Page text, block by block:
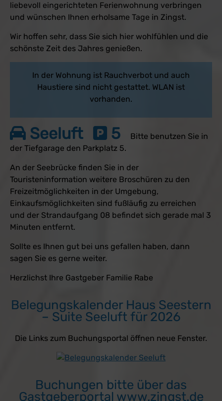
liebevoll eingerichteten Ferienwohnung verbringen
und wünschen Ihnen erholsame Tage in Zingst.
Wir hoffen sehr, dass Sie sich hier wohlfühlen und die
schönste Zeit des Jahres genießen.
In der Wohnung ist Rauchverbot und auch
Haustiere sind nicht gestattet. WLAN ist
vorhanden.
Seeluft 5
Bitte benutzen Sie in
der Tiefgarage den Parkplatz 5.
An der Seebrücke finden Sie in der
Touristeninformation weitere Broschüren zu den
Freizeitmöglichkeiten in der Umgebung,
Einkaufsmöglichkeiten sind fußläufig zu erreichen
und der Strandaufgang 08 befindet sich gerade mal 3
Minuten entfernt.
Sollte es Ihnen gut bei uns gefallen haben, dann
sagen Sie es gerne weiter.
Herzlichst Ihre Gastgeber Familie Rabe
Belegungskalender Haus Seestern
– Suite Seeluft für 2026
Die Links zum Buchungsportal öffnen neue Fenster.
Buchungen bitte über das
Gastgeberportal www.zingst.de